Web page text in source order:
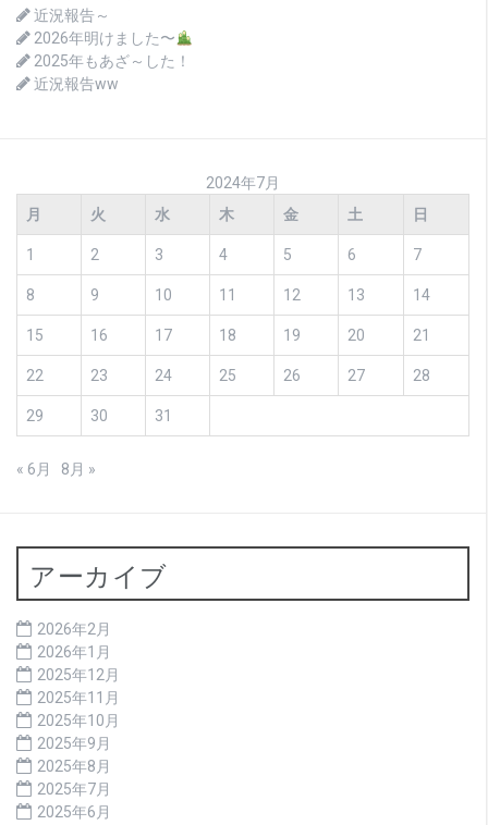
近況報告～
2026年明けました〜
2025年もあざ～した！
近況報告ww
2024年7月
月
火 水 木 金 土 日
1 2 3 4 5 6 7
8 9 10 11 12 13 14
15 16 17 18 19 20 21
22 23 24 25 26 27 28
29 30 31
« 6月 8月 »
アーカイブ
2026年2月
2026年1月
2025年12月
2025年11月
2025年10月
2025年9月
2025年8月
2025年7月
2025年6月